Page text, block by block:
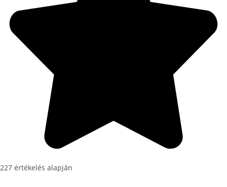
227 értékelés alapján